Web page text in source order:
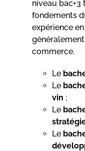
niveau bac+3
fondements
expérience
généralement
commerce.
Le
Le
vin ;
Le
Le